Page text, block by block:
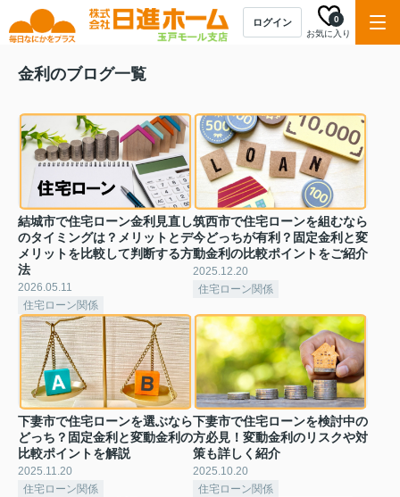
ログイン
お気に入り
0
金利のブログ一覧
結城市で住宅ローン金利見直し
のタイミングは？メリットとデ
メリットを比較して判断する方
法
2026.05.11
住宅ローン関係
筑西市で住宅ローンを組むなら
今どっちが有利？固定金利と変
動金利の比較ポイントをご紹介
2025.12.20
住宅ローン関係
下妻市で住宅ローンを選ぶなら
どっち？固定金利と変動金利の
比較ポイントを解説
2025.11.20
住宅ローン関係
下妻市で住宅ローンを検討中の
方必見！変動金利のリスクや対
策も詳しく紹介
2025.10.20
住宅ローン関係